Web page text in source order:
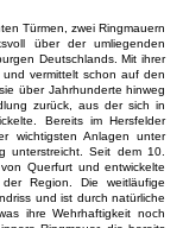
Türmen, zwei Ringmauern
über der umliegenden
Deutschlands. Mit ihrer
vermittelt schon auf den
über Jahrhunderte hinweg
zurück, aus der sich in
Bereits im Hersfelder
wichtigsten Anlagen unter
unterstreicht. Seit dem 10.
Querfurt und entwickelte
Region. Die weitläufige
und ist durch natürliche
ihre Wehrhaftigkeit noch